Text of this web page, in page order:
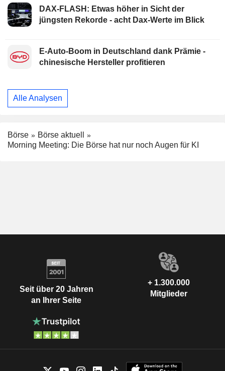
DAX-FLASH: Etwas höher in Sicht der
jüngsten Rekorde - acht Dax-Werte im Blick
E-Auto-Boom in Deutschland dank Prämie -
chinesische Hersteller profitieren
Alle Analysen
Börse
Börse aktuell
Morning Meeting: Die Börse hat nur noch Augen für KI
Seit über 20 Jahren
an Ihrer Seite
+ 1.300.000
Mitglieder